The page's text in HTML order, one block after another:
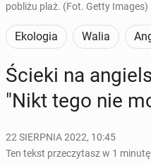
pobliżu plaż. (Fot. Getty Images)
Ekologia Walia
Ścieki na
"Nikt tego nie
22 SIERPNIA 2022, 10:45
Ten tekst przeczytasz w 1 minutę